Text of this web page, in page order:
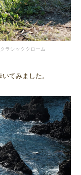
ラシッククローム
てみました。